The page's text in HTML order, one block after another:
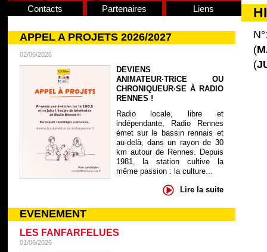
Contacts Partenaires Liens
APPEL A PROJETS 2026/2027
02/06/2026
DEVIENS
ANIMATEUR·TRICE OU
CHRONIQUEUR·SE À RADIO
RENNES !
Radio locale, libre et
indépendante, Radio Rennes
émet sur le bassin rennais et
au-delà, dans un rayon de 30
km autour de Rennes. Depuis
1981, la station cultive la
même passion : la culture...
Lire la suite
EVENEMENT
LES FANFARFELUES
01/06/2026
(
(